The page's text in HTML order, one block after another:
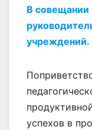
В совещании
учреждений.
успехов в